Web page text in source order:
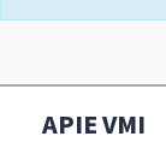
APIE VMI